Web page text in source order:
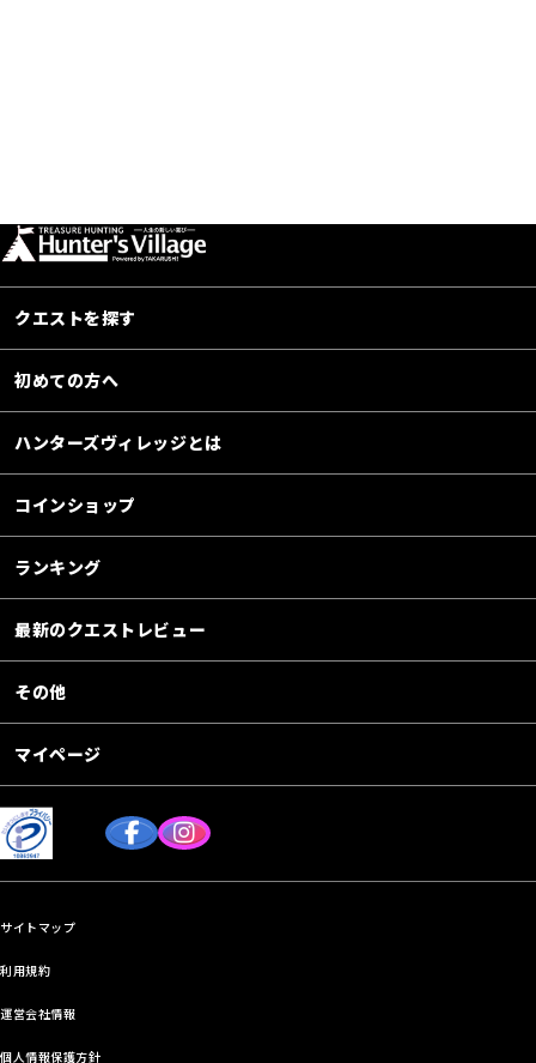
クエストを探す
初めての方へ
ハンターズヴィレッジとは
コインショップ
ランキング
最新のクエストレビュー
その他
マイページ
サイトマップ
利用規約
運営会社情報
個人情報保護方針